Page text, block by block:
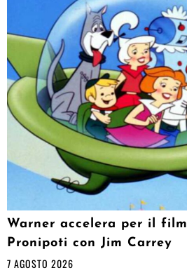
Warner accelera per il
Pronipoti con Jim Carrey
7 AGOSTO 2026